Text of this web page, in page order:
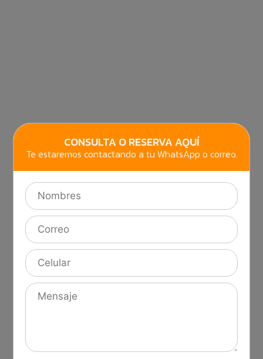
CONSULTA O RESERVA AQUÍ
Te estaremos contactando a tu WhatsApp o correo.